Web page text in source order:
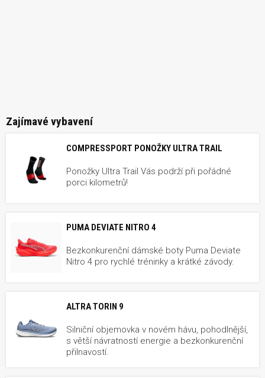
Zajímavé vybavení
COMPRESSPORT PONOŽKY ULTRA TRAIL
Ponožky Ultra Trail Vás podrží při pořádné
porci kilometrů!
PUMA DEVIATE NITRO 4
Bezkonkurenční dámské boty Puma Deviate
Nitro 4 pro rychlé tréninky a krátké závody.
ALTRA TORIN 9
Silniční objemovka v novém hávu, pohodlnější,
s větší návratností energie a bezkonkurenční
přilnavostí.